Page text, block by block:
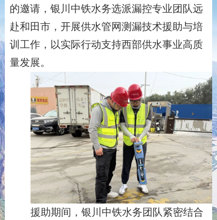
的邀请，银川中铁水务选派漏控专业团队远
赴和田市，开展供水管网测漏技术援助与培
训工作，以实际行动支持西部供水事业高质
量发展。
援助期间，银川中铁水务团队紧密结合